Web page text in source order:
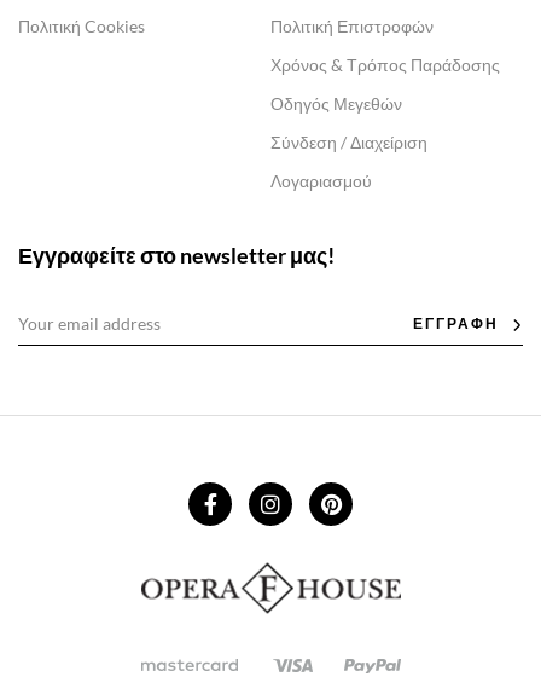
Πολιτική Cookies
Πολιτική Επιστροφών
Χρόνος & Τρόπος Παράδοσης
Οδηγός Μεγεθών
Σύνδεση / Διαχείριση
Λογαριασμού
Εγγραφείτε στο newsletter μας!
ΕΓΓΡΑΦΗ